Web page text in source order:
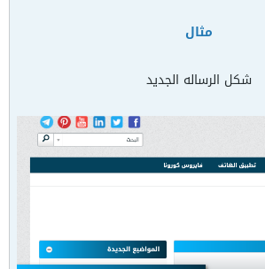
مثال
شكل الرساله الجديد